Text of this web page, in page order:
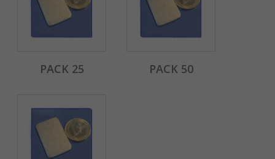
PACK 25 PACK 50